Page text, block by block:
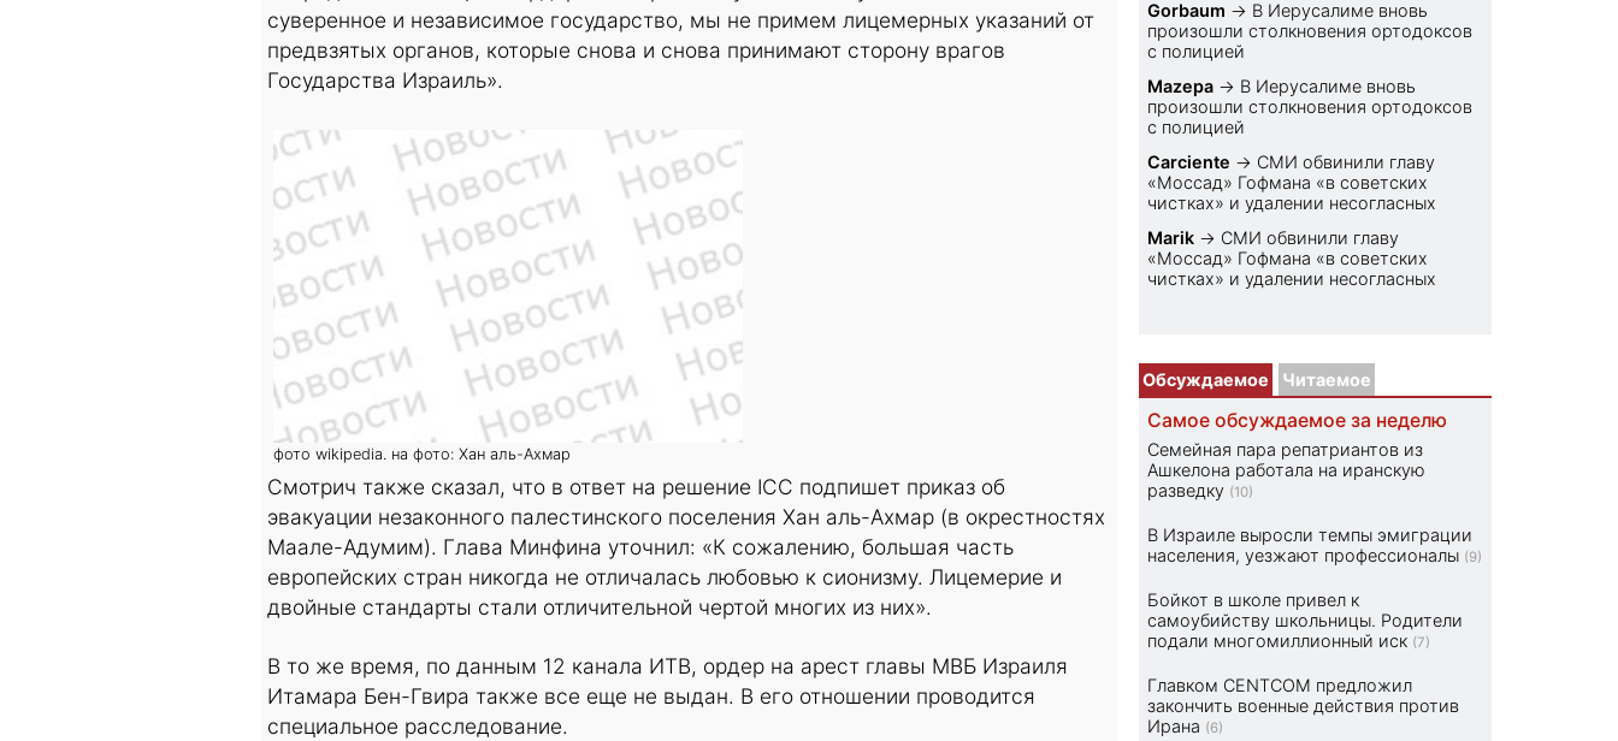
суверенное и независимое государство, мы не примем лицемерных указаний от
предвзятых органов, которые снова и снова принимают сторону врагов
Государства Израиль».
фото wikipedia. на фото: Хан аль-Ахмар
Смотрич также сказал, что в ответ на решение ICC подпишет приказ об
эвакуации незаконного палестинского поселения Хан аль-Ахмар (в окрестностях
Маале-Адумим). Глава Минфина уточнил: «К сожалению, большая часть
европейских стран никогда не отличалась любовью к сионизму. Лицемерие и
двойные стандарты стали отличительной чертой многих из них».
В то же время, по данным 12 канала ИТВ, ордер на арест главы МВБ Израиля
Итамара Бен-Гвира также все еще не выдан. В его отношении проводится
специальное расследование.
Gorbaum → В Иерусалиме вновь
произошли столкновения ортодоксов
с полицией
Mazepa → В Иерусалиме вновь
произошли столкновения ортодоксов
с полицией
Carciente → СМИ обвинили главу
«Моссад» Гофмана «в советских
чистках» и удалении несогласных
Marik → СМИ обвинили главу
«Моссад» Гофмана «в советских
чистках» и удалении несогласных
Обсуждаемое Читаемое
Самое обсуждаемое за неделю
Семейная пара репатриантов из
Ашкелона работала на иранскую
разведку (10)
В Израиле выросли темпы эмиграции
населения, уезжают профессионалы (9)
Бойкот в школе привел к
самоубийству школьницы. Родители
подали многомиллионный иск (7)
Главком CENTCOM предложил
закончить военные действия против
Ирана (6)